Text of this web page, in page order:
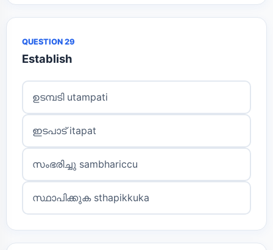
QUESTION 29
Establish
ഉടമ്പടി utampati
ഇടപാട് itapat
സംഭരിച്ചു sambhariccu
സ്ഥാപിക്കുക sthapikkuka